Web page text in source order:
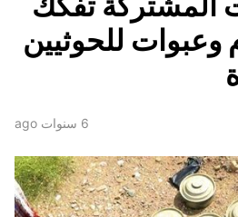
وعبوات للحوثيين
6 سنوات ago